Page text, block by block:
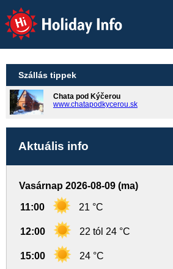
Holiday Info
Szállás tippek
Chata pod Kýčerou
www.chatapodkycerou.sk
Aktuális info
Vasárnap 2026-08-09 (ma)
11:00 21 °C
12:00 22 tól 24 °C
15:00 24 °C